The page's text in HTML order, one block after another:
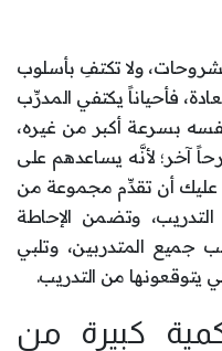
ولا تكتفِ بأسلوب
فأحياناً يكتفي المدرِّب
بسرعة أكبر من غيره،
آخر؛ لأنَّه يساعدهم على
عليك أن تقدِّم مجموعة من
وتضمن الإحاطة
جميع المتدربين، وتلبي
يتوقعونها من التدريب.
كبيرة من